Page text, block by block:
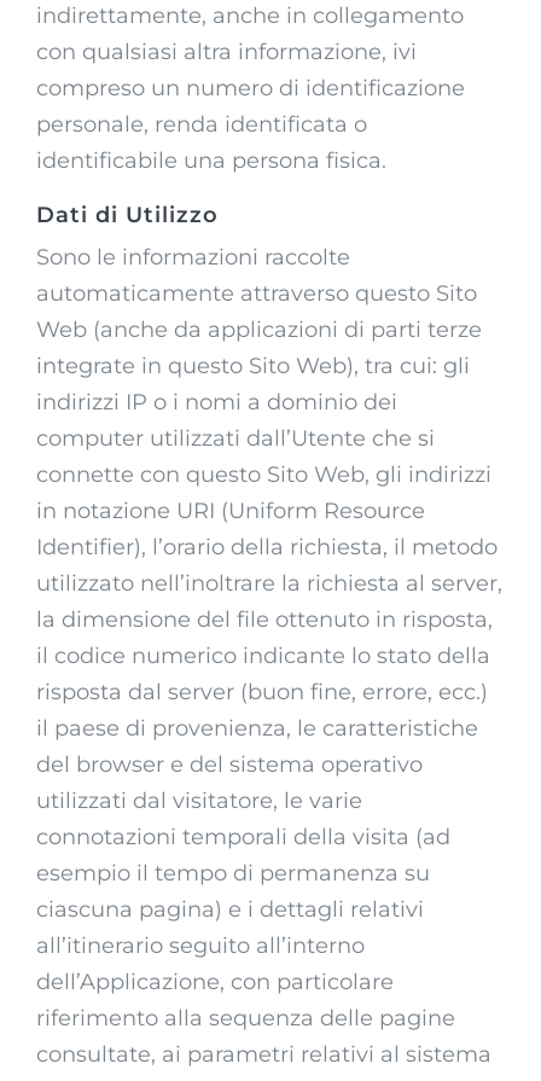
indirettamente, anche in collegamento
con qualsiasi altra informazione, ivi
compreso un numero di identificazione
personale, renda identificata o
identificabile una persona fisica.
Dati di Utilizzo
Sono le informazioni raccolte
automaticamente attraverso questo Sito
Web (anche da applicazioni di parti terze
integrate in questo Sito Web), tra cui: gli
indirizzi IP o i nomi a dominio dei
computer utilizzati dall’Utente che si
connette con questo Sito Web, gli indirizzi
in notazione URI (Uniform Resource
Identifier), l’orario della richiesta, il metodo
utilizzato nell’inoltrare la richiesta al server,
la dimensione del file ottenuto in risposta,
il codice numerico indicante lo stato della
risposta dal server (buon fine, errore, ecc.)
il paese di provenienza, le caratteristiche
del browser e del sistema operativo
utilizzati dal visitatore, le varie
connotazioni temporali della visita (ad
esempio il tempo di permanenza su
ciascuna pagina) e i dettagli relativi
all’itinerario seguito all’interno
dell’Applicazione, con particolare
riferimento alla sequenza delle pagine
consultate, ai parametri relativi al sistema